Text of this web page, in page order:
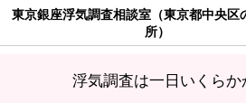
東京銀座浮気調査相談室（東京都中央区
所）
浮気調査は一日いくらか